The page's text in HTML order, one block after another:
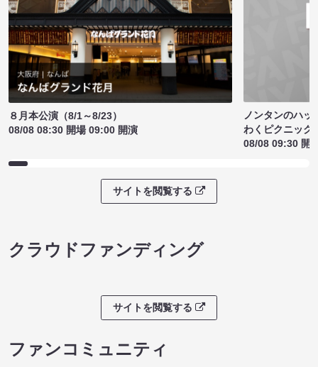
８月本公演（8/1～8/23）
08/08 08:30 開場 09:00 開演
ノンタンのハッ
わくピクニック
08/08 09:30 開
サイトを閲覧する
クラウドファンディング
サイトを閲覧する
ファンコミュニティ